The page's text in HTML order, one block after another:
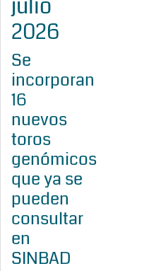
julio
2026
Se
incorporan
16
nuevos
toros
genómicos
que ya se
pueden
consultar
en
SINBAD